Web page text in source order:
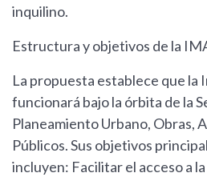
inquilino.
Estructura y objetivos de la
La propuesta establece que la
funcionará bajo la órbita de la
Planeamiento Urbano, Obras,
Públicos. Sus objetivos
incluyen: Facilitar el acceso a